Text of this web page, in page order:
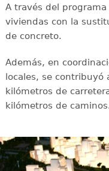
A través del programa
viviendas con la
de concreto.
Además, en
locales, se contribuyó
kilómetros de
kilómetros de